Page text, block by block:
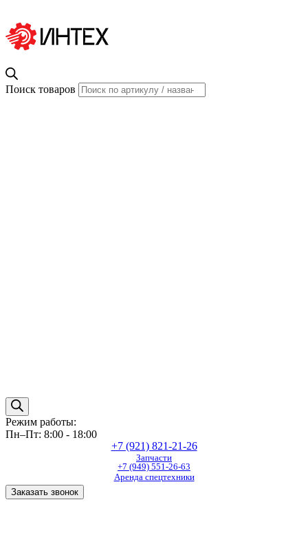
Поиск товаров
Режим работы:
Пн–Пт: 8:00 - 18:00
+7 (921) 821-21-26
Запчасти
+7 (949) 551-26-63
Аренда спецтехники
Заказать звонок